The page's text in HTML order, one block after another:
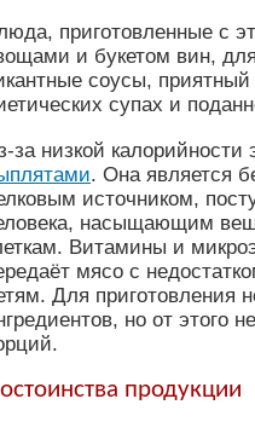
приготовленные с
и букетом вин,
соусы, приятный
супах и
за низкой
. Она является
источником,
насыщающим
Витамины и
мясо с
Для приготовления
но от этого
продукции